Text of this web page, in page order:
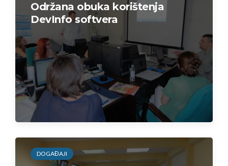
Održana obuka korištenja
DevInfo softvera
DOGAĐAJI